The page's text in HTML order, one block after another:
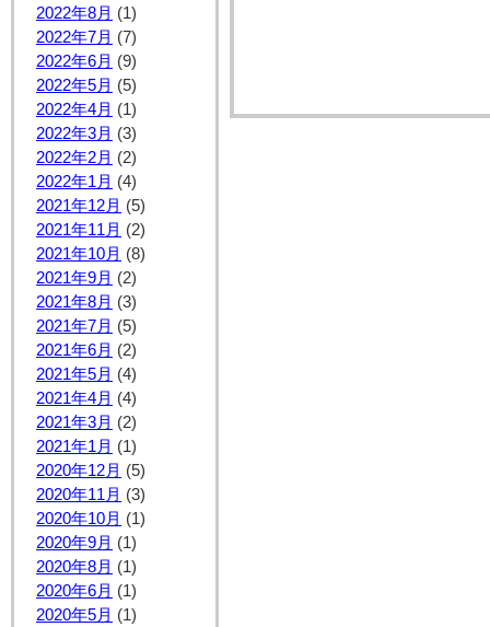
2022年8月 (1)
2022年7月 (7)
2022年6月 (9)
2022年5月 (5)
2022年4月 (1)
2022年3月 (3)
2022年2月 (2)
2022年1月 (4)
2021年12月 (5)
2021年11月 (2)
2021年10月 (8)
2021年9月 (2)
2021年8月 (3)
2021年7月 (5)
2021年6月 (2)
2021年5月 (4)
2021年4月 (4)
2021年3月 (2)
2021年1月 (1)
2020年12月 (5)
2020年11月 (3)
2020年10月 (1)
2020年9月 (1)
2020年8月 (1)
2020年6月 (1)
2020年5月 (1)